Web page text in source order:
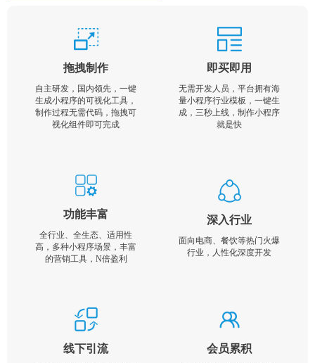
拖拽制作
自主研发，国内领先，一键
生成小程序的可视化工具，
制作过程无需代码，拖拽可
视化组件即可完成
即买即用
无需开发人员，平台拥有海
量小程序行业模板，一键生
成，三秒上线，制作小程序
就是快
功能丰富
全行业、全生态、适用性
高，多种小程序场景，丰富
的营销工具，N倍盈利
深入行业
面向电商、餐饮等热门火爆
行业，人性化深度开发
线下引流 会员累积